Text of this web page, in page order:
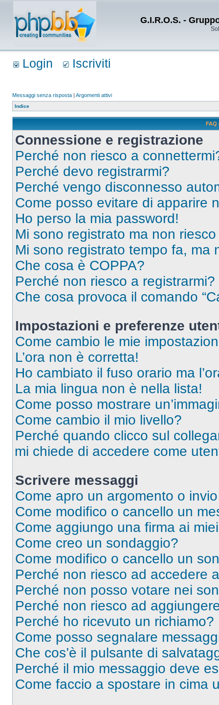
G.I.R.O.S. -
Login Iscriviti
Messaggi senza risposta | Argomenti attivi
Indice
FAQ
Connessione e registrazione
Perché non riesco a
Perché devo registrarmi?
Perché vengo disconnesso
Come posso evitare di apparire
Ho perso la mia password!
Mi sono registrato ma non
Mi sono registrato tempo fa, ma
Che cosa è COPPA?
Perché non riesco a registrarmi?
Che cosa provoca il comando
Impostazioni e preferenze
Come cambio le mie
L’ora non è corretta!
Ho cambiato il fuso orario ma
La mia lingua non è nella lista!
Come posso mostrare
Come cambio il mio livello?
Perché quando clicco sul
mi chiede di accedere come
Scrivere messaggi
Come apro un argomento o
Come modifico o cancello un
Come aggiungo una firma ai
Come creo un sondaggio?
Come modifico o cancello un
Perché non riesco ad accedere
Perché non posso votare nei
Perché non riesco ad
Perché ho ricevuto un richiamo?
Come posso segnalare
Che cos’è il pulsante di
Perché il mio messaggio deve
Come faccio a spostare in cima